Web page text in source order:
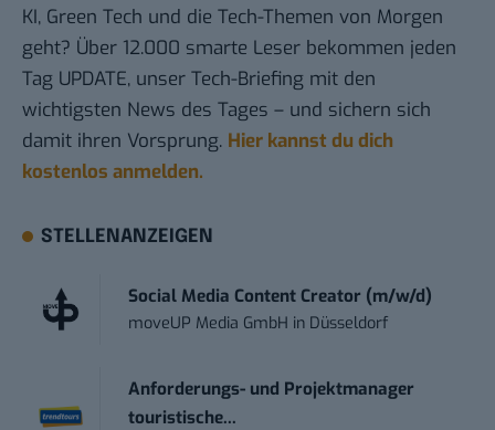
KI, Green Tech und die Tech-Themen von Morgen
geht? Über 12.000 smarte Leser bekommen jeden
Tag UPDATE, unser Tech-Briefing mit den
wichtigsten News des Tages – und sichern sich
damit ihren Vorsprung. Hier kannst du dich
kostenlos anmelden.
STELLENANZEIGEN
Social Media Content Creator (m/w/d)
moveUP Media GmbH in Düsseldorf
Anforderungs- und Projektmanager
touristische...